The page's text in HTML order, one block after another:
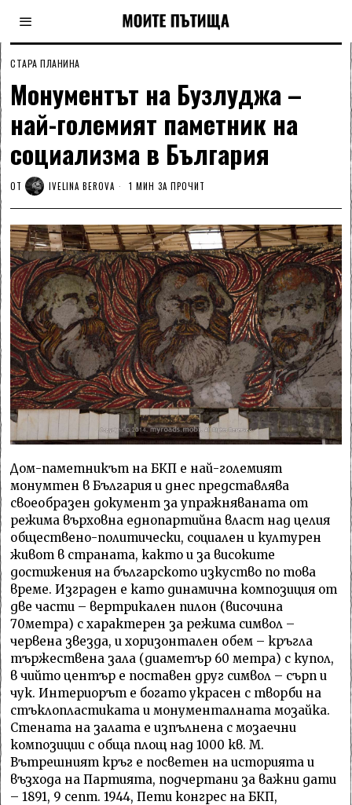
СТАРА ПЛАНИНА
Монументът на Бузлуджа –
най-големият паметник на
социализма в България
ОТ IVELINA BEROVA 1 МИН ЗА ПРОЧИТ
Дом-паметникът на БКП е най-големият
монумтен в България и днес представлява
своеобразен документ за упражняваната от
режима върховна еднопартийна власт над целия
обществено-политически, социален и културен
живот в страната, както и за високите
достижения на българското изкуство по това
време. Изграден е като динамична композиция от
две части – вертрикален пилон (височина
70метра) с характерен за режима символ –
червена звезда, и хоризонтален обем – кръгла
тържествена зала (диаметър 60 метра) с купол,
в чийто център е поставен друг символ – сърп и
чук. Интериорът е богато украсен с творби на
стъклопластиката и монументалната мозайка.
Стената на залата е изпълнена с мозаечни
композиции с обща площ над 1000 кв. М.
Вътрешният кръг е посветен на историята и
възхода на Партията, подчертани за важни дати
– 1891, 9 септ. 1944, Пети конгрес на БКП,